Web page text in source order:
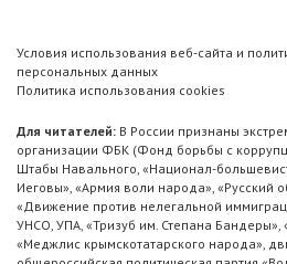
Условия использования веб-сайта и
персональных данных
Политика использования cookies
Для читателей: В России признаны
организации ФБК (Фонд борьбы с
Штабы Навального, «Национал-
Иеговы», «Армия воли народа», «Русский
«Движение против нелегальной
УНСО, УПА, «Тризуб им. Степана Бандеры»,
«Меджлис крымскотатарского народа»,